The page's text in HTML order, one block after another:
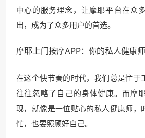
中心的服务理念，让摩耶平台在众
出，成为了众多用户的首选。
摩耶上门按摩APP：你的私人健康师
在这个快节奏的时代，我们总是忙于
往往忽略了自己的身体健康。而摩
现，就像是一位贴心的私人健康师，
忙，也要照顾好自己。